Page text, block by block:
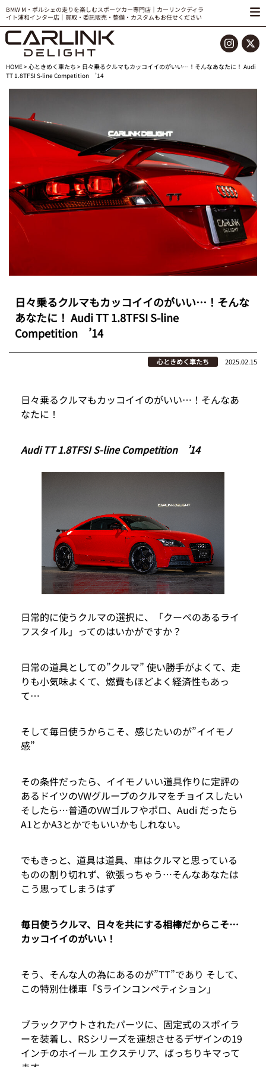
BMW M・ポルシェの走りを楽しむスポーツカー専門店｜カーリンクディラ
イト浦和インター店｜買取・委託販売・整備・カスタムもお任せください
HOME>心ときめく車たち > 日々乗るクルマもカッコイイのがいい…！そんなあなたに！ Audi
TT 1.8TFSI S-line Competition ’14
日々乗るクルマもカッコイイのがいい…！そんな
あなたに！ Audi TT 1.8TFSI S-line
Competition ’14
心ときめく車たち 2025.02.15
日々乗るクルマもカッコイイのがいい…！そんなあ
なたに！
Audi TT 1.8TFSI S-line Competition ’14
日常的に使うクルマの選択に、「クーペのあるライ
フスタイル」ってのはいかがですか？
日常の道具としての”クルマ” 使い勝手がよくて、走
りも小気味よくて、燃費もほどよく経済性もあっ
て…
そして毎日使うからこそ、感じたいのが”イイモノ
感”
その条件だったら、イイモノいい道具作りに定評の
あるドイツのVWグループのクルマをチョイスしたい
そしたら…普通のVWゴルフやポロ、Audi だったら
A1とかA3とかでもいいかもしれない。
でもきっと、道具は道具、車はクルマと思っている
ものの割り切れず、欲張っちゃう…そんなあなたは
こう思ってしまうはず
毎日使うクルマ、日々を共にする相棒だからこそ…
カッコイイのがいい！
そう、そんな人の為にあるのが”TT”であり そして、
この特別仕様車「Sラインコンペティション」
ブラックアウトされたパーツに、固定式のスポイラ
ーを装着し、RSシリーズを連想させるデザインの19
インチのホイール エクステリア、ばっちりキマって